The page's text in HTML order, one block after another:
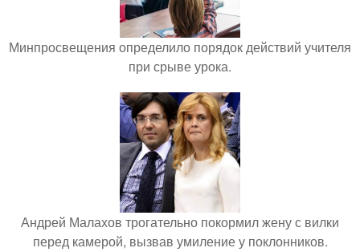
Минпросвещения определило порядок действий учителя
при срыве урока.
Андрей Малахов трогательно покормил жену с вилки
перед камерой, вызвав умиление у поклонников.